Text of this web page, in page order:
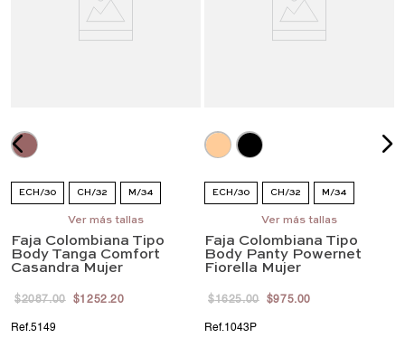
ECH/30 CH/32 M/34
EG/38 EEG/40
EEEG/42
Ver más tallas
Faja Colombiana Tipo
Body Tanga Comfort
Casandra Mujer
$2087.00 $1252.20
5149
ECH/30 CH/32 M/34
EG/38 EEG/40
EEEG/42 4EG/44 5EG/46
Ver más tallas
Faja Colombiana Tipo
Body Panty Powernet
Fiorella Mujer
$1625.00 $975.00
1043P